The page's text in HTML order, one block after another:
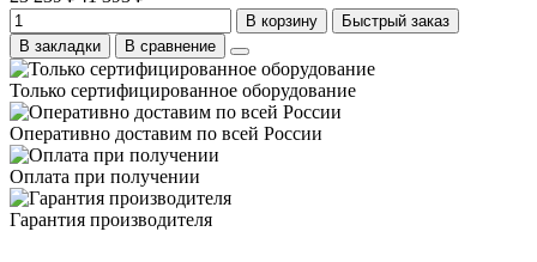
В корзину
Быстрый заказ
В закладки
В сравнение
Только сертифицированное оборудование
Оперативно доставим по всей России
Оплата при получении
Гарантия производителя